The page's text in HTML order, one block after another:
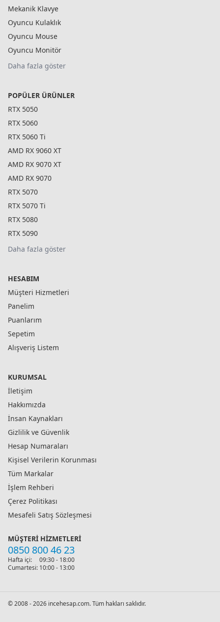
Mekanik Klavye
Oyuncu Kulaklık
Oyuncu Mouse
Oyuncu Monitör
Daha fazla göster
POPÜLER ÜRÜNLER
RTX 5050
RTX 5060
RTX 5060 Ti
AMD RX 9060 XT
AMD RX 9070 XT
AMD RX 9070
RTX 5070
RTX 5070 Ti
RTX 5080
RTX 5090
Daha fazla göster
HESABIM
Müşteri Hizmetleri
Panelim
Puanlarım
Sepetim
Alışveriş Listem
KURUMSAL
İletişim
Hakkımızda
İnsan Kaynakları
Gizlilik ve Güvenlik
Hesap Numaraları
Kişisel Verilerin Korunması
Tüm Markalar
İşlem Rehberi
Çerez Politikası
Mesafeli Satış Sözleşmesi
MÜŞTERI HIZMETLERI
0850 800 46 23
Hafta içi:
09:30 - 18:00
Cumartesi: 10:00 - 13:00
© 2008 - 2026 incehesap.com. Tüm hakları saklıdır.